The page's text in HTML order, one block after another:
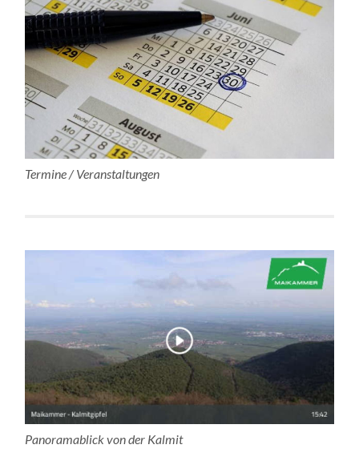
Termine / Veranstaltungen
Panoramablick von der Kalmit